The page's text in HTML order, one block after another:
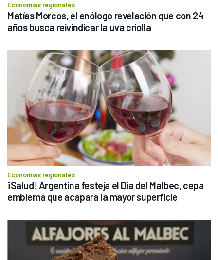
Economías regionales
Matías Morcos, el enólogo revelación que con 24
años busca reivindicar la uva criolla
Economías regionales
¡Salud! Argentina festeja el Día del Malbec, cepa
emblema que acapara la mayor superficie